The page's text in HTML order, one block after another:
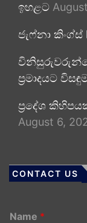
ඉහළට
ජැෆ්නා
ප්‍රමාදයට
ප්‍රදේශ
August 6,
CONTACT US
Name *